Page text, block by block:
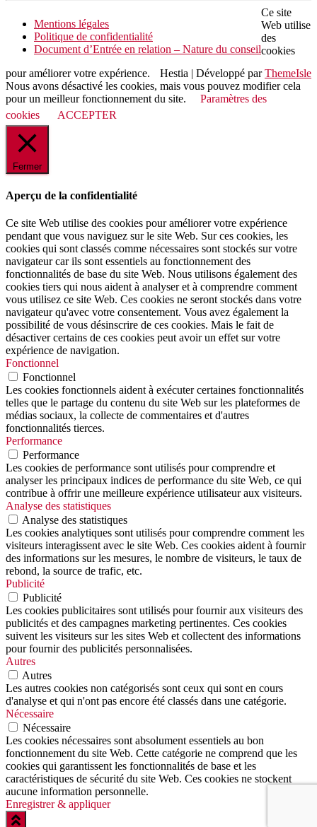
Mentions légales
Politique de confidentialité
Document d’Entrée en relation – Nature du conseil
Hestia | Développé parThemeIsle
Ce site
Web utilise
des
cookies
pour améliorer votre expérience.
Nous avons désactivé les cookies, mais vous pouvez modifier cela
pour un meilleur fonctionnement du site.
Paramètres des
cookies
ACCEPTER
Fermer
Aperçu de la confidentialité
Ce site Web utilise des cookies pour améliorer votre expérience
pendant que vous naviguez sur le site Web. Sur ces cookies, les
cookies qui sont classés comme nécessaires sont stockés sur votre
navigateur car ils sont essentiels au fonctionnement des
fonctionnalités de base du site Web. Nous utilisons également des
cookies tiers qui nous aident à analyser et à comprendre comment
vous utilisez ce site Web. Ces cookies ne seront stockés dans votre
navigateur qu'avec votre consentement. Vous avez également la
possibilité de vous désinscrire de ces cookies. Mais le fait de
désactiver certains de ces cookies peut avoir un effet sur votre
expérience de navigation.
Fonctionnel
Fonctionnel
Les cookies fonctionnels aident à exécuter certaines fonctionnalités
telles que le partage du contenu du site Web sur les plateformes de
médias sociaux, la collecte de commentaires et d'autres
fonctionnalités tierces.
Performance
Performance
Les cookies de performance sont utilisés pour comprendre et
analyser les principaux indices de performance du site Web, ce qui
contribue à offrir une meilleure expérience utilisateur aux visiteurs.
Analyse des statistiques
Analyse des statistiques
Les cookies analytiques sont utilisés pour comprendre comment les
visiteurs interagissent avec le site Web. Ces cookies aident à fournir
des informations sur les mesures, le nombre de visiteurs, le taux de
rebond, la source de trafic, etc.
Publicité
Publicité
Les cookies publicitaires sont utilisés pour fournir aux visiteurs des
publicités et des campagnes marketing pertinentes. Ces cookies
suivent les visiteurs sur les sites Web et collectent des informations
pour fournir des publicités personnalisées.
Autres
Autres
Les autres cookies non catégorisés sont ceux qui sont en cours
d'analyse et qui n'ont pas encore été classés dans une catégorie.
Nécessaire
Nécessaire
Les cookies nécessaires sont absolument essentiels au bon
fonctionnement du site Web. Cette catégorie ne comprend que les
cookies qui garantissent les fonctionnalités de base et les
caractéristiques de sécurité du site Web. Ces cookies ne stockent
aucune information personnelle.
Enregistrer & appliquer